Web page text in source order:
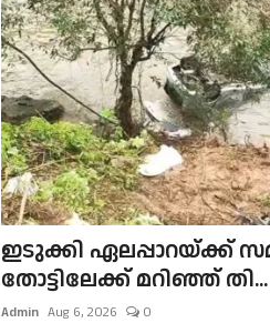
ഇടുക്കി ഏലപ്പാറയ്ക്ക്
തോട്ടിലേക്ക് മറിഞ്ഞ് തി...
Admin Aug 6, 2026 0